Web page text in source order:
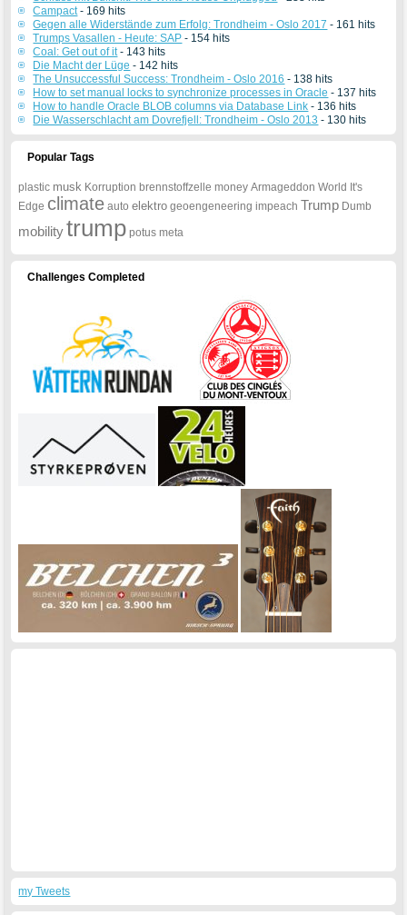
Campact- 169 hits
Gegen alle Widerstände zum Erfolg: Trondheim - Oslo 2017 - 161 hits
Trumps Vasallen - Heute: SAP - 154 hits
Coal: Get out of it- 143 hits
Die Macht der Lüge - 142 hits
The Unsuccessful Success: Trondheim - Oslo 2016 - 138 hits
How to set manual locks to synchronize processes in Oracle - 137 hits
How to handle Oracle BLOB columns via Database Link - 136 hits
Die Wasserschlacht am Dovrefjell: Trondheim - Oslo 2013 - 130 hits
Popular Tags
plastic musk Korruption brennstoffzelle money Armageddon World It's
Edge climate auto elektro geoengeneering impeach Trump Dumb
mobility trump potus meta
Challenges Completed
my Tweets